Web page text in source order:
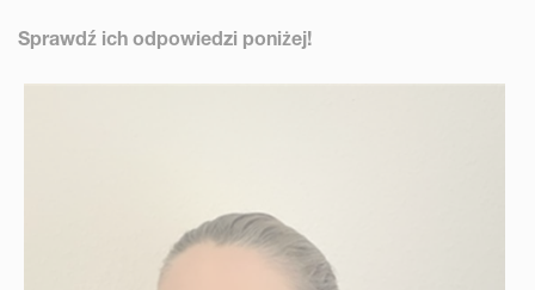
Sprawdź ich odpowiedzi poniżej!